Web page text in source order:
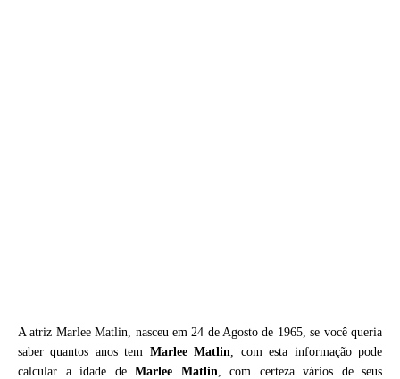
A atriz Marlee Matlin, nasceu em 24 de Agosto de 1965, se você queria
saber quantos anos tem Marlee Matlin, com esta informação pode
calcular a idade de Marlee Matlin, com certeza vários de seus